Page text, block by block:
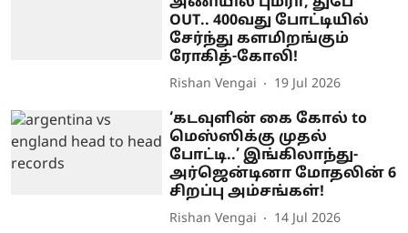
OUT.. 400வது போட்டியில்
சேர்ந்து களமிறங்கும்
ரோகித்-கோலி!
Rishan Vengai 19 Jul 2026
‘கடவுளின் கை கோல் to
மெஸ்ஸிக்கு முதல்
போட்டி..’ இங்கிலாந்து-
அர்ஜென்டினா மோதலின் 6
சிறப்பு அம்சங்கள்!
Rishan Vengai 14 Jul 2026